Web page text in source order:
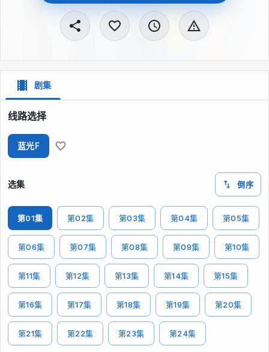
剧集
线路选择
蓝光F
选集 倒序
第01集 第02集 第03集 第04集 第05集
第06集 第07集 第08集 第09集 第10集
第11集 第12集 第13集 第14集 第15集
第16集 第17集 第18集 第19集 第20集
第21集 第22集 第23集 第24集